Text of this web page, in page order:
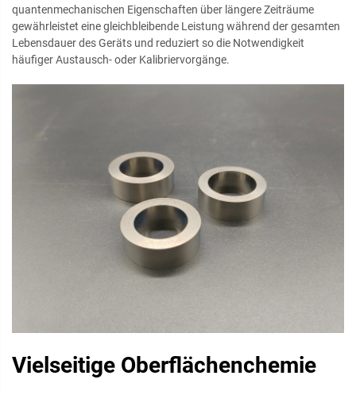
quantenmechanischen Eigenschaften über längere Zeiträume
gewährleistet eine gleichbleibende Leistung während der gesamten
Lebensdauer des Geräts und reduziert so die Notwendigkeit
häufiger Austausch- oder Kalibriervorgänge.
Vielseitige Oberflächenchemie